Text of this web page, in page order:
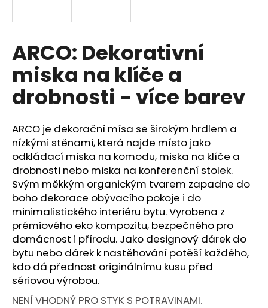
ARCO: Dekorativní
miska na klíče a
drobnosti - více barev
ARCO je dekorační mísa se širokým hrdlem a
nízkými stěnami, která najde místo jako
odkládací miska na komodu, miska na klíče a
drobnosti nebo miska na konferenční stolek.
Svým měkkým organickým tvarem zapadne do
boho dekorace obývacího pokoje i do
minimalistického interiéru bytu. Vyrobena z
prémiového eko kompozitu, bezpečného pro
domácnost i přírodu. Jako designový dárek do
bytu nebo dárek k nastěhování potěší každého,
kdo dá přednost originálnímu kusu před
sériovou výrobou.
NENÍ VHODNÝ PRO STYK S POTRAVINAMI.
í
t
?
HLEDAT
D
o
p
o
r
u
č
u
j